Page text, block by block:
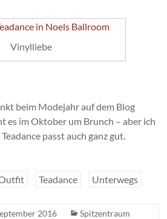
Vinylliebe
beim Modejahr auf dem Blog
es im Oktober um Brunch – aber ich
passt auch ganz gut.
Teadance Unterwegs
2016 Spitzentraum